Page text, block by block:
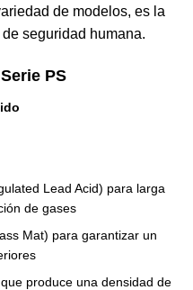
de modelos, es la
seguridad humana.
PS
Lead Acid) para larga
de gases
Mat) para garantizar un
produce una densidad de